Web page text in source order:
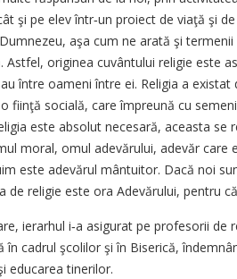
şi pe elev într‑un proiect de viaţă şi
aşa cum ne arată şi termenii
Astfel, originea cuvântului religie este
între oameni între ei. Religia a
fiinţă socială, care împreună cu
este absolut necesară, aceasta
moral, omul adevărului, adevăr care
este adevărul mântuitor. Dacă noi
de religie este ora Adevărului, pentru
ierarhul i‑a asigurat pe profesorii de
în cadrul şcolilor şi în Biserică,
educarea tinerilor.